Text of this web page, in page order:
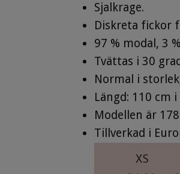
Sjalkrage.
Diskreta fickor
97 % modal, 3
Tvättas i 30
Normal i
Längd: 110 cm
Modellen är
Tillverkad i